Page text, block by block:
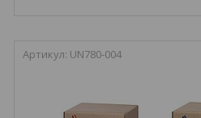
UN780-004